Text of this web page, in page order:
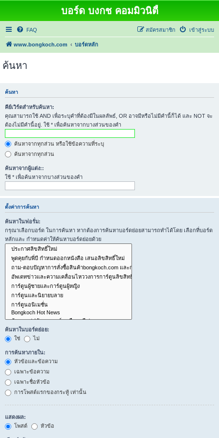
บอร์ด บงกช คอมมิวนิตี้
FAQ เข้าสู่ระบบ
สมัครสมาชิก
www.bongkoch.com บอร์ดหลัก
ค้นหา
ค้นหา
คีย์เวิร์ดสำหรับค้นหา:
คุณสามารถใช้ AND เพื่อระบุคำที่ต้องมีในผลลัพธ์, OR อาจมีหรือไม่มีคำนี้ก็ได้ และ NOT จะ
ต้องไม่มีคำนี้อยู่. ใช้ * เพื่อค้นหาจากบางส่วนของคำ
ค้นหาจากทุกส่วน หรือใช้ข้อความที่ระบุ
ค้นหาจากทุกส่วน
ค้นหาจากผู้แต่ง::
ใช้ * เพื่อค้นหาจากบางส่วนของคำ
ตั้งค่าการค้นหา
ค้นหาในฟอรั่ม:
กรุณาเลือกบอร์ด ในการค้นหา หากต้องการค้นหาบอร์ดย่อยสามารถทำได้โดย เลือกที่บอร์ด
หลักและ กำหนดค่าให้ค้นหาบอร์ดย่อยด้วย
ค้นหาในบอร์ดย่อย:
ใช่
ไม่
การค้นหาภายใน:
หัวข้อและข้อความ
เฉพาะข้อความ
เฉพาะชื่อหัวข้อ
การโพสต์แรกของกระทู้ เท่านั้น
แสดงผล:
โพสต์
หัวข้อ